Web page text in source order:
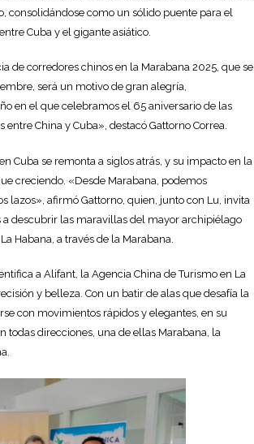
consolidándose como un sólido puente para el
Cuba y el gigante asiático.
de corredores chinos en la Marabana 2025, que se
será un motivo de gran alegría,
en el que celebramos el 65 aniversario de las
China y Cuba», destacó Gattorno Correa.
Cuba se remonta a siglos atrás, y su impacto en la
creciendo. «Desde Marabana, podemos
lazos», afirmó Gattorno, quien, junto con Lu, invita
a descubrir las maravillas del mayor archipiélago
Habana, a través de la Marabana.
a Alifant, la Agencia China de Turismo en La
y belleza. Con un batir de alas que desafía la
con movimientos rápidos y elegantes, en su
todas direcciones, una de ellas Marabana, la